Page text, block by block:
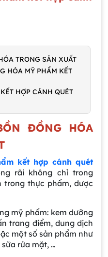
TRONG SẢN XUẤT
HÓA MỸ PHẨM KẾT
HỢP CÁNH QUÉT
ĐỒNG HÓA
kết hợp cánh quét
rãi không chỉ trong
trong thực phẩm, dược
mỹ phẩm: kem dưỡng
trang điểm, dung dịch
một số sản phẩm như
rửa mặt, …